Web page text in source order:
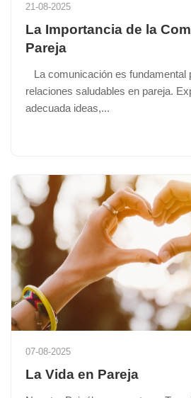
21-08-2025
La Importancia de la
Pareja
La comunicación es fundamental
relaciones saludables en pareja.
adecuada ideas,...
07-08-2025
La Vida en Pareja